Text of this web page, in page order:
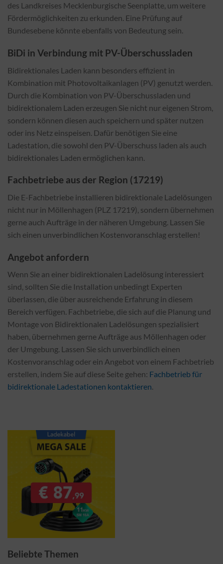
des Landkreises Mecklenburgische Seenplatte, um weitere
Fördermöglichkeiten zu erkunden. Eine Prüfung auf
Bundesebene könnte ebenfalls von Bedeutung sein.
BiDi in Verbindung mit PV-Überschussladen
Bidirektionales Laden kann besonders effizient in
Kombination mit Photovoltaikanlagen (PV) genutzt werden.
Durch die Kombination von PV-Überschussladen und
bidirektionalem Laden erzeugen Sie nicht nur eigenen Strom,
sondern können diesen auch speichern und später nutzen
oder ins Netz einspeisen. Dafür benötigen Sie eine
Ladestation, die sowohl den PV-Überschuss laden als auch
bidirektionales Laden ermöglichen kann.
Fachbetriebe aus der Region (17219)
Die E-Fachbetriebe installieren bidirektionale Ladelösungen
nicht nur in Möllenhagen (PLZ 17219), sondern übernehmen
gerne auch Aufträge in der näheren Umgebung. Lassen Sie
sich einen unverbindlichen Kostenvoranschlag erstellen!
Angebot anfordern
Wenn Sie an einer bidirektionalen Ladelösung interessiert
sind, sollten Sie die Installation unbedingt Experten
überlassen, die über ausreichende Erfahrung in diesem
Bereich verfügen. Fachbetriebe, die sich auf die Planung und
Montage von Bidirektionalen Ladelösungen spezialisiert
haben, übernehmen gerne Aufträge aus Möllenhagen oder
der Umgebung. Lassen Sie sich unverbindlich einen
Kostenvoranschlag oder ein Angebot von einem Fachbetrieb
erstellen, indem Sie auf diese Seite gehen: Fachbetrieb für
bidirektionale Ladestationen kontaktieren.
Beliebte Themen